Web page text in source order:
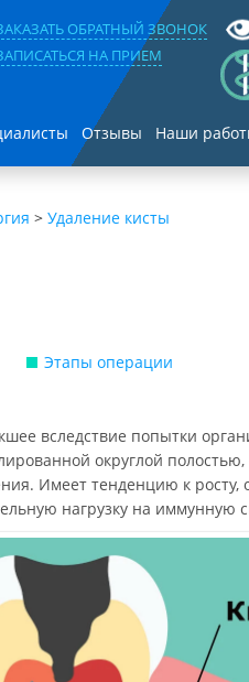
ОБРАТНЫЙ ЗВОНОК
НА ПРИЕМ
Отзывы Наши
> Удаление кисты
Этапы операции
вследствие попытки
округлой
Имеет тенденцию к
нагрузку на иммунную